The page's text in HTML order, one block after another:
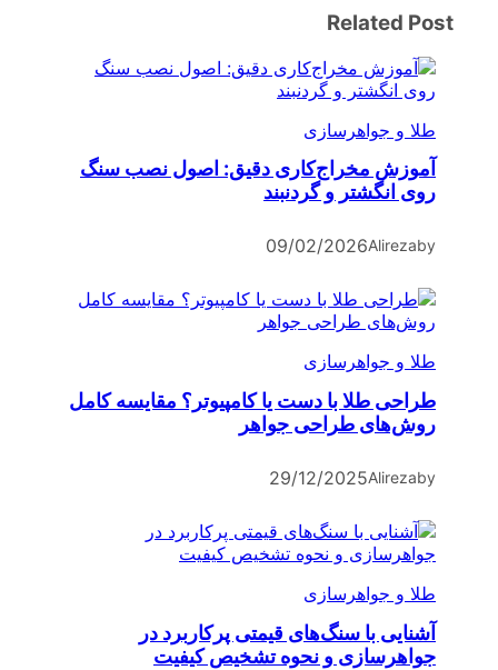
Related Post
طلا و جواهرسازی
آموزش مخراج‌کاری دقیق: اصول نصب سنگ
روی انگشتر و گردنبند
by
Alireza
09/02/2026
طلا و جواهرسازی
طراحی طلا با دست یا کامپیوتر؟ مقایسه کامل
روش‌های طراحی جواهر
by
Alireza
29/12/2025
طلا و جواهرسازی
آشنایی با سنگ‌های قیمتی پرکاربرد در
جواهرسازی و نحوه تشخیص کیفیت